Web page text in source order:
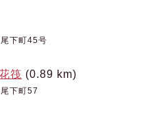
下町45号
筏 (0.89 km)
下町57